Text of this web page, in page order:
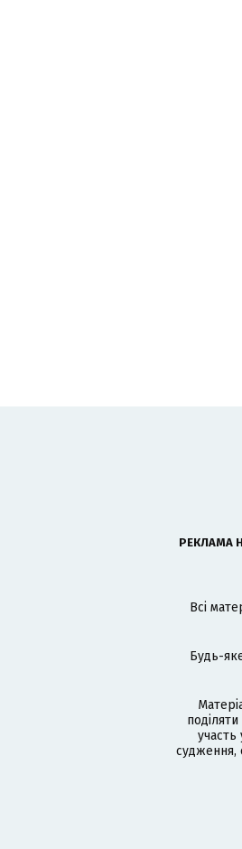
РЕКЛАМА
Всі
Будь-
участь
судження,